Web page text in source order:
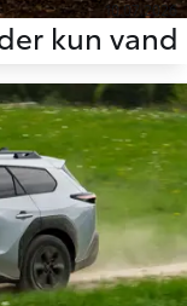
10.07.2026
kun vand